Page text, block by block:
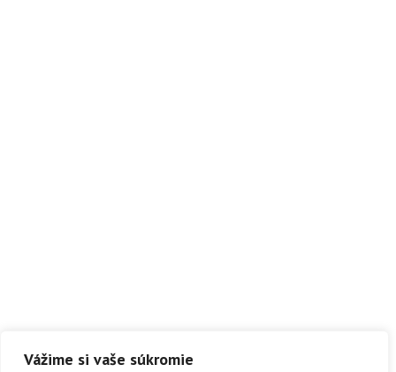
Vážime si vaše súkromie